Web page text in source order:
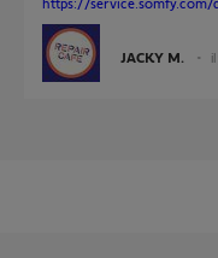
JACKY M.